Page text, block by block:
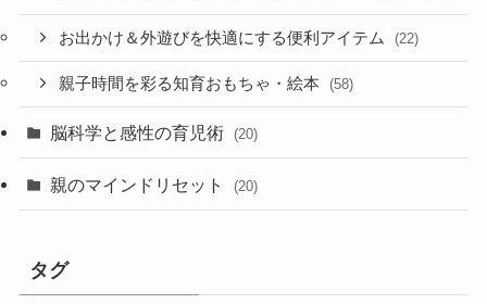
お出かけ＆外遊びを快適にする便利アイテム (22)
親子時間を彩る知育おもちゃ・絵本 (58)
脳科学と感性の育児術 (20)
親のマインドリセット (20)
タグ